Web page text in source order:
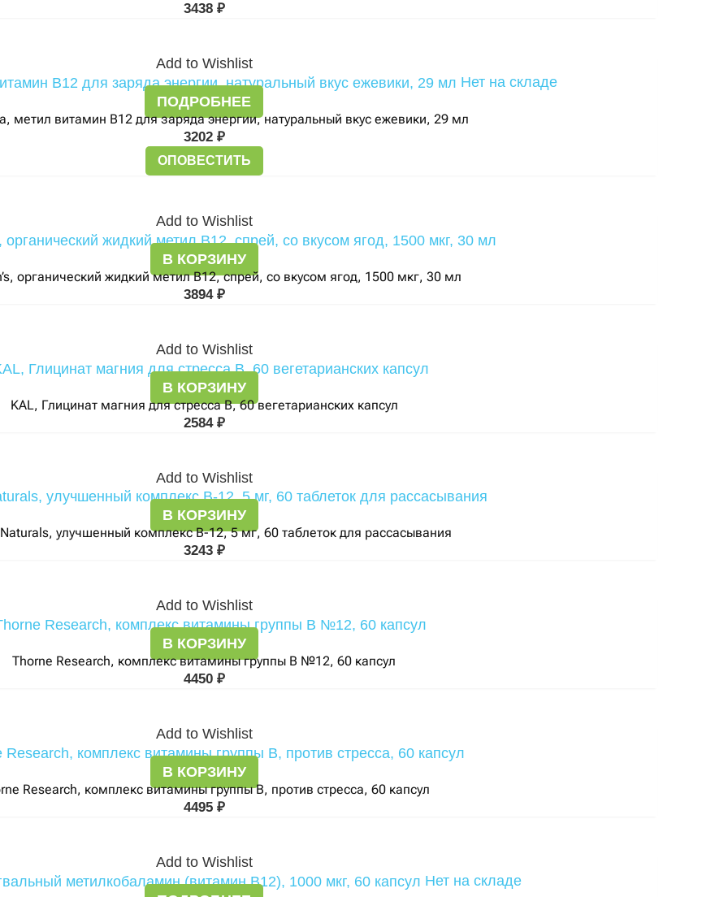
3438 ₽
Add to Wishlist
Нет на складе
ПОДРОБНЕЕ
метил витамин B12 для заряда энергии, натуральный вкус ежевики, 29 мл
3202 ₽
ОПОВЕСТИТЬ
Add to Wishlist
В КОРЗИНУ
органический жидкий метил B12, спрей, со вкусом ягод, 1500 мкг, 30 мл
3894 ₽
Add to Wishlist
В КОРЗИНУ
KAL, Глицинат магния для стресса B, 60 вегетарианских капсул
2584 ₽
Add to Wishlist
В КОРЗИНУ
улучшенный комплекс B-12, 5 мг, 60 таблеток для рассасывания
3243 ₽
Add to Wishlist
В КОРЗИНУ
Thorne Research, комплекс витамины группы В №12, 60 капсул
4450 ₽
Add to Wishlist
В КОРЗИНУ
Research, комплекс витамины группы В, против стресса, 60 капсул
4495 ₽
Add to Wishlist
Нет на складе